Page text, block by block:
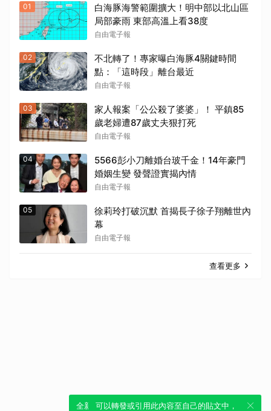
01
白海豚海警範圍擴大！明中部以北山區
局部豪雨 東部高溫上看38度
自由電子報
02
不北轉了！專家曝白海豚4關鍵時間
點：「這時段」離台最近
自由電子報
03
家人報案「公公殺了婆婆」！ 平鎮85
歲老婦遭87歲丈夫狠打死
自由電子報
04
5566彭小刀離婚台玻千金！14年豪門
婚姻生變 發聲證實揭內情
自由電子報
05
徐莉玲打破沉默 首揭長子徐子翔離世內
幕
自由電子報
查看更多
全新體驗！一鍵引用此內容，透過發布貼
可以轉發或引用此內容至自己的貼文中，